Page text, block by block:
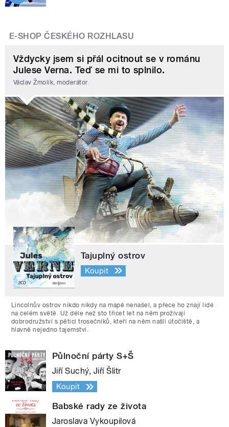
E-SHOP ČESKÉHO ROZHLASU
Vždycky jsem si přál ocitnout se v románu
Julese Verna. Teď se mi to splnilo.
Václav Žmolík, moderátor
Tajuplný ostrov
Koupit
Lincolnův ostrov nikdo nikdy na mapě nenašel, a přece ho znají lidé
na celém světě. Už déle než sto třicet let na něm prožívají
dobrodružství s pěticí trosečníků, kteří na něm našli útočiště, a
hlavně nejedno tajemství.
Půlnoční párty S+Š
Jiří Suchý, Jiří Šlitr
Koupit
Babské rady ze života
Jaroslava Vykoupilová